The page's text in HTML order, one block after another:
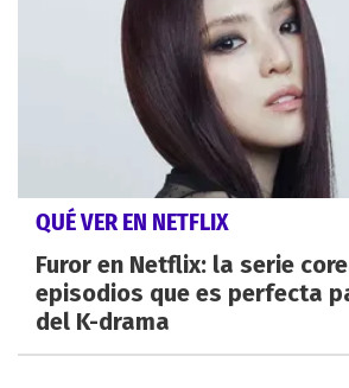
QUÉ VER EN NETFLIX
Furor en Netflix: la serie
episodios que es perfecta
del K-drama